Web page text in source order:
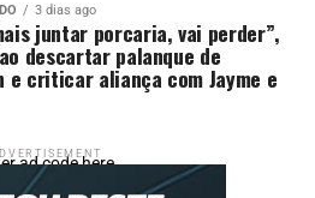
3 dias ago
juntar porcaria, vai perder”,
descartar palanque de
e criticar aliança com Jayme e
ad code here